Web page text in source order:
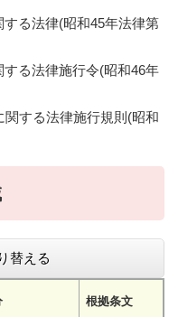
る法律(昭和45年法律第
る法律施行令(昭和46年
する法律施行規則(昭和
替える
根拠条文